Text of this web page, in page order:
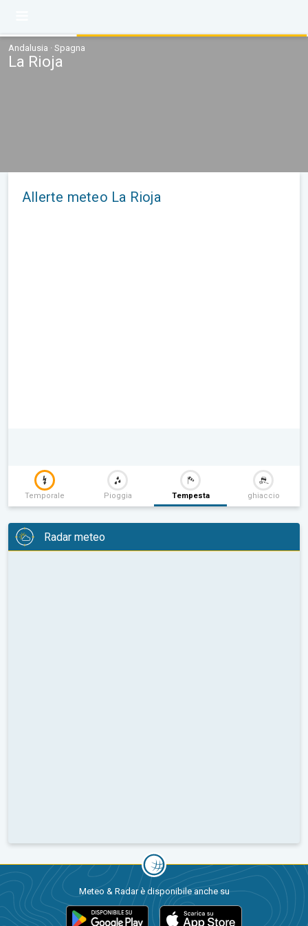
Andalusia · Spagna
La Rioja
Allerte meteo La Rioja
Temporale Pioggia Tempesta ghiaccio
Radar meteo
Meteo & Radar è disponibile anche su